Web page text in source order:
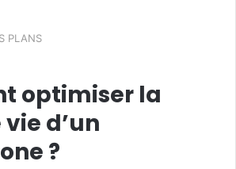
PLANS
optimiser la
d’un
?